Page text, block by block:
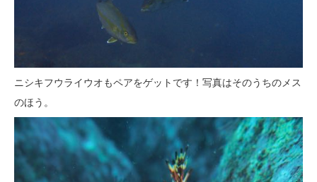
ニシキフウライウオもペアをゲットです！写真はそのうちのメス
のほう。